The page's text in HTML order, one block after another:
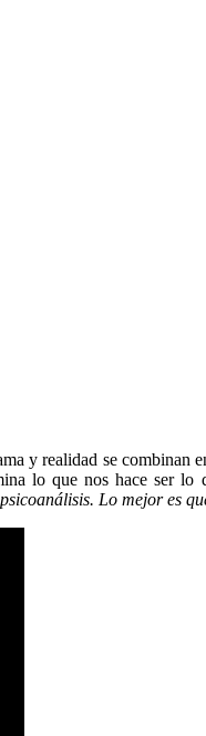
y realidad se
lo que nos hace ser
Lo mejor es